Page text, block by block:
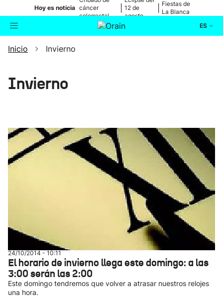
Hoy es noticia cáncer
colorrectal
12 de
agosto
Fiestas de
La Blanca
ES
Buscador
Ikusmiran
Eguraldia
Inicio Invierno
Invierno
24/10/2014 - 10:11
El horario de invierno llega este domingo: a las
3:00 serán las 2:00
Este domingo tendremos que volver a atrasar nuestros relojes
una hora.